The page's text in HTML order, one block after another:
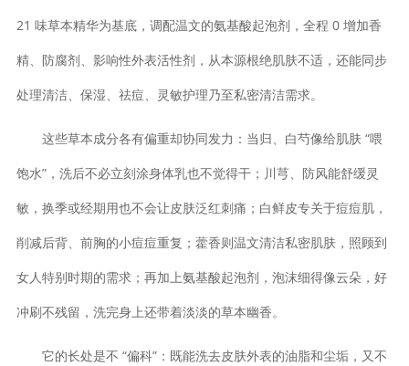
21 味草本精华为基底，调配温文的氨基酸起泡剂，全程 0 增加香
精、防腐剂、影响性外表活性剂，从本源根绝肌肤不适，还能同步
处理清洁、保湿、祛痘、灵敏护理乃至私密清洁需求。
这些草本成分各有偏重却协同发力：当归、白芍像给肌肤 “喂
饱水”，洗后不必立刻涂身体乳也不觉得干；川芎、防风能舒缓灵
敏，换季或经期用也不会让皮肤泛红刺痛；白鲜皮专关于痘痘肌，
削减后背、前胸的小痘痘重复；藿香则温文清洁私密肌肤，照顾到
女人特别时期的需求；再加上氨基酸起泡剂，泡沫细得像云朵，好
冲刷不残留，洗完身上还带着淡淡的草本幽香。
它的长处是不 “偏科”：既能洗去皮肤外表的油脂和尘垢，又不